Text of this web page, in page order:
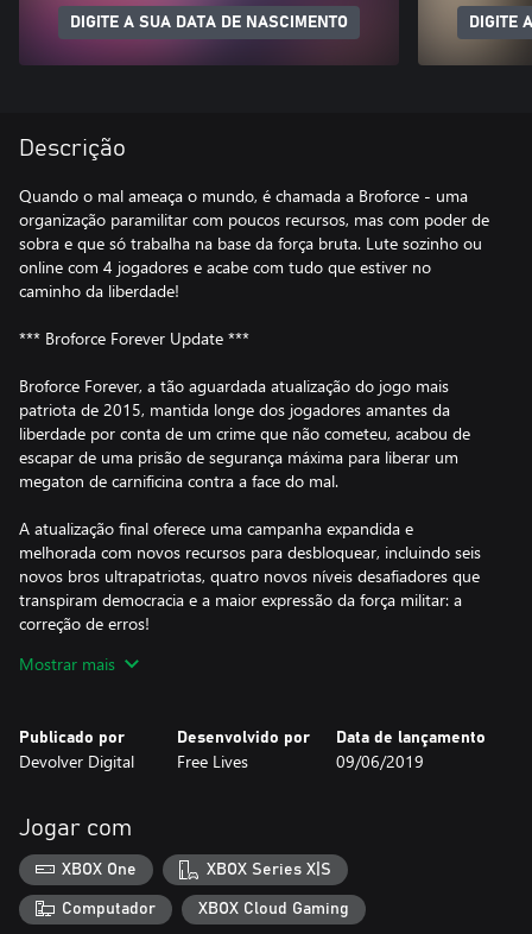
DIGITE A SUA DATA DE NASCIMENTO DIGITE
Descrição
Quando o mal ameaça o mundo, é chamada a Broforce - uma
organização paramilitar com poucos recursos, mas com poder de
sobra e que só trabalha na base da força bruta. Lute sozinho ou
online com 4 jogadores e acabe com tudo que estiver no
caminho da liberdade!
*** Broforce Forever Update ***
Broforce Forever, a tão aguardada atualização do jogo mais
patriota de 2015, mantida longe dos jogadores amantes da
liberdade por conta de um crime que não cometeu, acabou de
escapar de uma prisão de segurança máxima para liberar um
megaton de carnificina contra a face do mal.
A atualização final oferece uma campanha expandida e
melhorada com novos recursos para desbloquear, incluindo seis
novos bros ultrapatriotas, quatro novos níveis desafiadores que
transpiram democracia e a maior expressão da força militar: a
correção de erros!
A melhor forma de um jogador antigo aproveitar a atualização é
NOVOS BROS
Canalize a inteligência calculista e encanto ácido de Seth Brondle,
granadas) contra o terrorismo com o ousado mariachi
Desperabro, ou torne-se aquilo que mora nos pesadelos dos
monstros: um Slayer adolescente capaz de ressuscitar que
expurga o mal e arremessa estacas!
Mostrar mais
Publicado por
Devolver Digital
Desenvolvido por
Free Lives
Data de lançamento
09/06/2019
Jogar com
XBOX One XBOX Series X|S
Computador XBOX Cloud Gaming